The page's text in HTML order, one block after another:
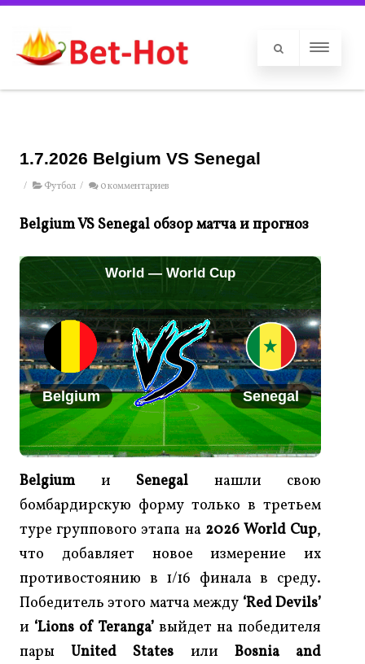
1.7.2026 Belgium VS Senegal
/ Футбол / 0 комментариев
Belgium VS Senegal обзор матча и прогноз
World — World Cup
Belgium Senegal
Belgiumи Senegal нашли свою
бомбардирскую форму только в третьем
туре группового этапа на 2026 World Cup,
что добавляет новое измерение их
противостоянию в 1/16 финала в среду.
Победитель этого матча между ‘Red Devils’
и ‘Lions of Teranga’выйдет на победителя
парыUnited States или Bosnia and